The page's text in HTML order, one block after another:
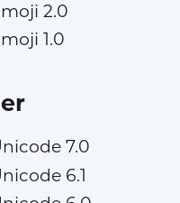
2.0
1.0
7.0
6.1